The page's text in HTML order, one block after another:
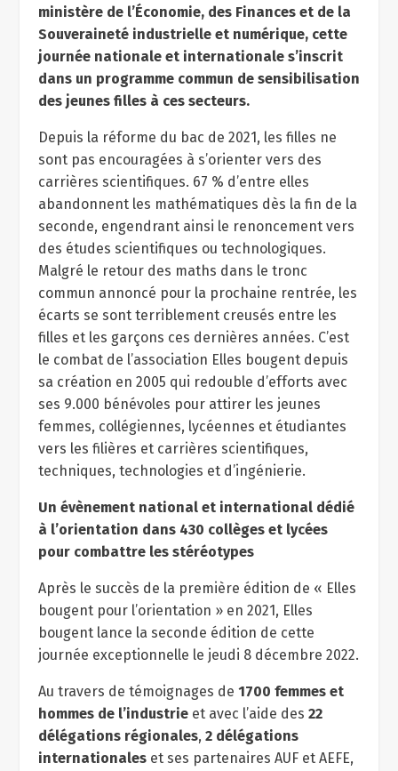
ministère de l’Économie, des Finances et de la
Souveraineté industrielle et numérique, cette
journée nationale et internationale s’inscrit
dans un programme commun de sensibilisation
des jeunes filles à ces secteurs.
Depuis la réforme du bac de 2021, les filles ne
sont pas encouragées à s’orienter vers des
carrières scientifiques. 67 % d’entre elles
abandonnent les mathématiques dès la fin de la
seconde, engendrant ainsi le renoncement vers
des études scientifiques ou technologiques.
Malgré le retour des maths dans le tronc
commun annoncé pour la prochaine rentrée, les
écarts se sont terriblement creusés entre les
filles et les garçons ces dernières années. C’est
le combat de l’association Elles bougent depuis
sa création en 2005 qui redouble d’efforts avec
ses 9.000 bénévoles pour attirer les jeunes
femmes, collégiennes, lycéennes et étudiantes
vers les filières et carrières scientifiques,
techniques, technologies et d’ingénierie.
Un évènement national et international dédié
à l’orientation dans 430 collèges et lycées
pour combattre les stéréotypes
Après le succès de la première édition de « Elles
bougent pour l’orientation » en 2021, Elles
bougent lance la seconde édition de cette
journée exceptionnelle le jeudi 8 décembre 2022.
Au travers de témoignages de 1700 femmes et
hommes de l’industrieet avec l’aide des 22
délégations régionales, 2 délégations
internationales et ses partenaires AUF et AEFE,